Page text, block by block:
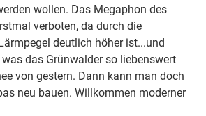
wollen. Das Megaphon des
verboten, da durch die
deutlich höher ist...und
das Grünwalder so liebenswert
von gestern. Dann kann man doch
neu bauen. Willkommen moderner